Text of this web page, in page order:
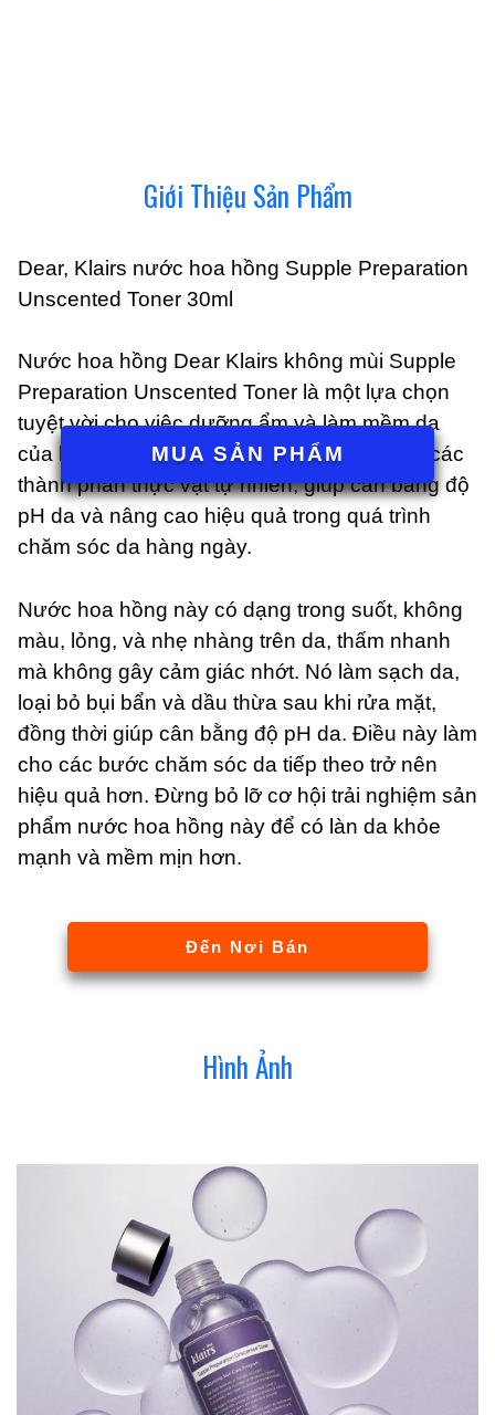
Giới Thiệu Sản Phẩm
Dear, Klairs nước hoa hồng Supple Preparation
Unscented Toner 30ml
Nước hoa hồng Dear Klairs không mùi Supple
Preparation Unscented Toner là một lựa chọn
tuyệt vời cho việc dưỡng ẩm và làm mềm da
của bạn. Sản phẩm này được chiết xuất từ các
thành phần thực vật tự nhiên, giúp cân bằng độ
pH da và nâng cao hiệu quả trong quá trình
chăm sóc da hàng ngày.
Nước hoa hồng này có dạng trong suốt, không
màu, lỏng, và nhẹ nhàng trên da, thấm nhanh
mà không gây cảm giác nhớt. Nó làm sạch da,
loại bỏ bụi bẩn và dầu thừa sau khi rửa mặt,
đồng thời giúp cân bằng độ pH da. Điều này làm
cho các bước chăm sóc da tiếp theo trở nên
hiệu quả hơn. Đừng bỏ lỡ cơ hội trải nghiệm sản
phẩm nước hoa hồng này để có làn da khỏe
mạnh và mềm mịn hơn.
Đến Nơi Bán
Hình Ảnh
MUA SẢN PHẨM